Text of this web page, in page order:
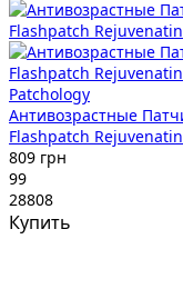
Patchology
Антивозрастные
Flashpatch
809 грн
99
28808
Купить